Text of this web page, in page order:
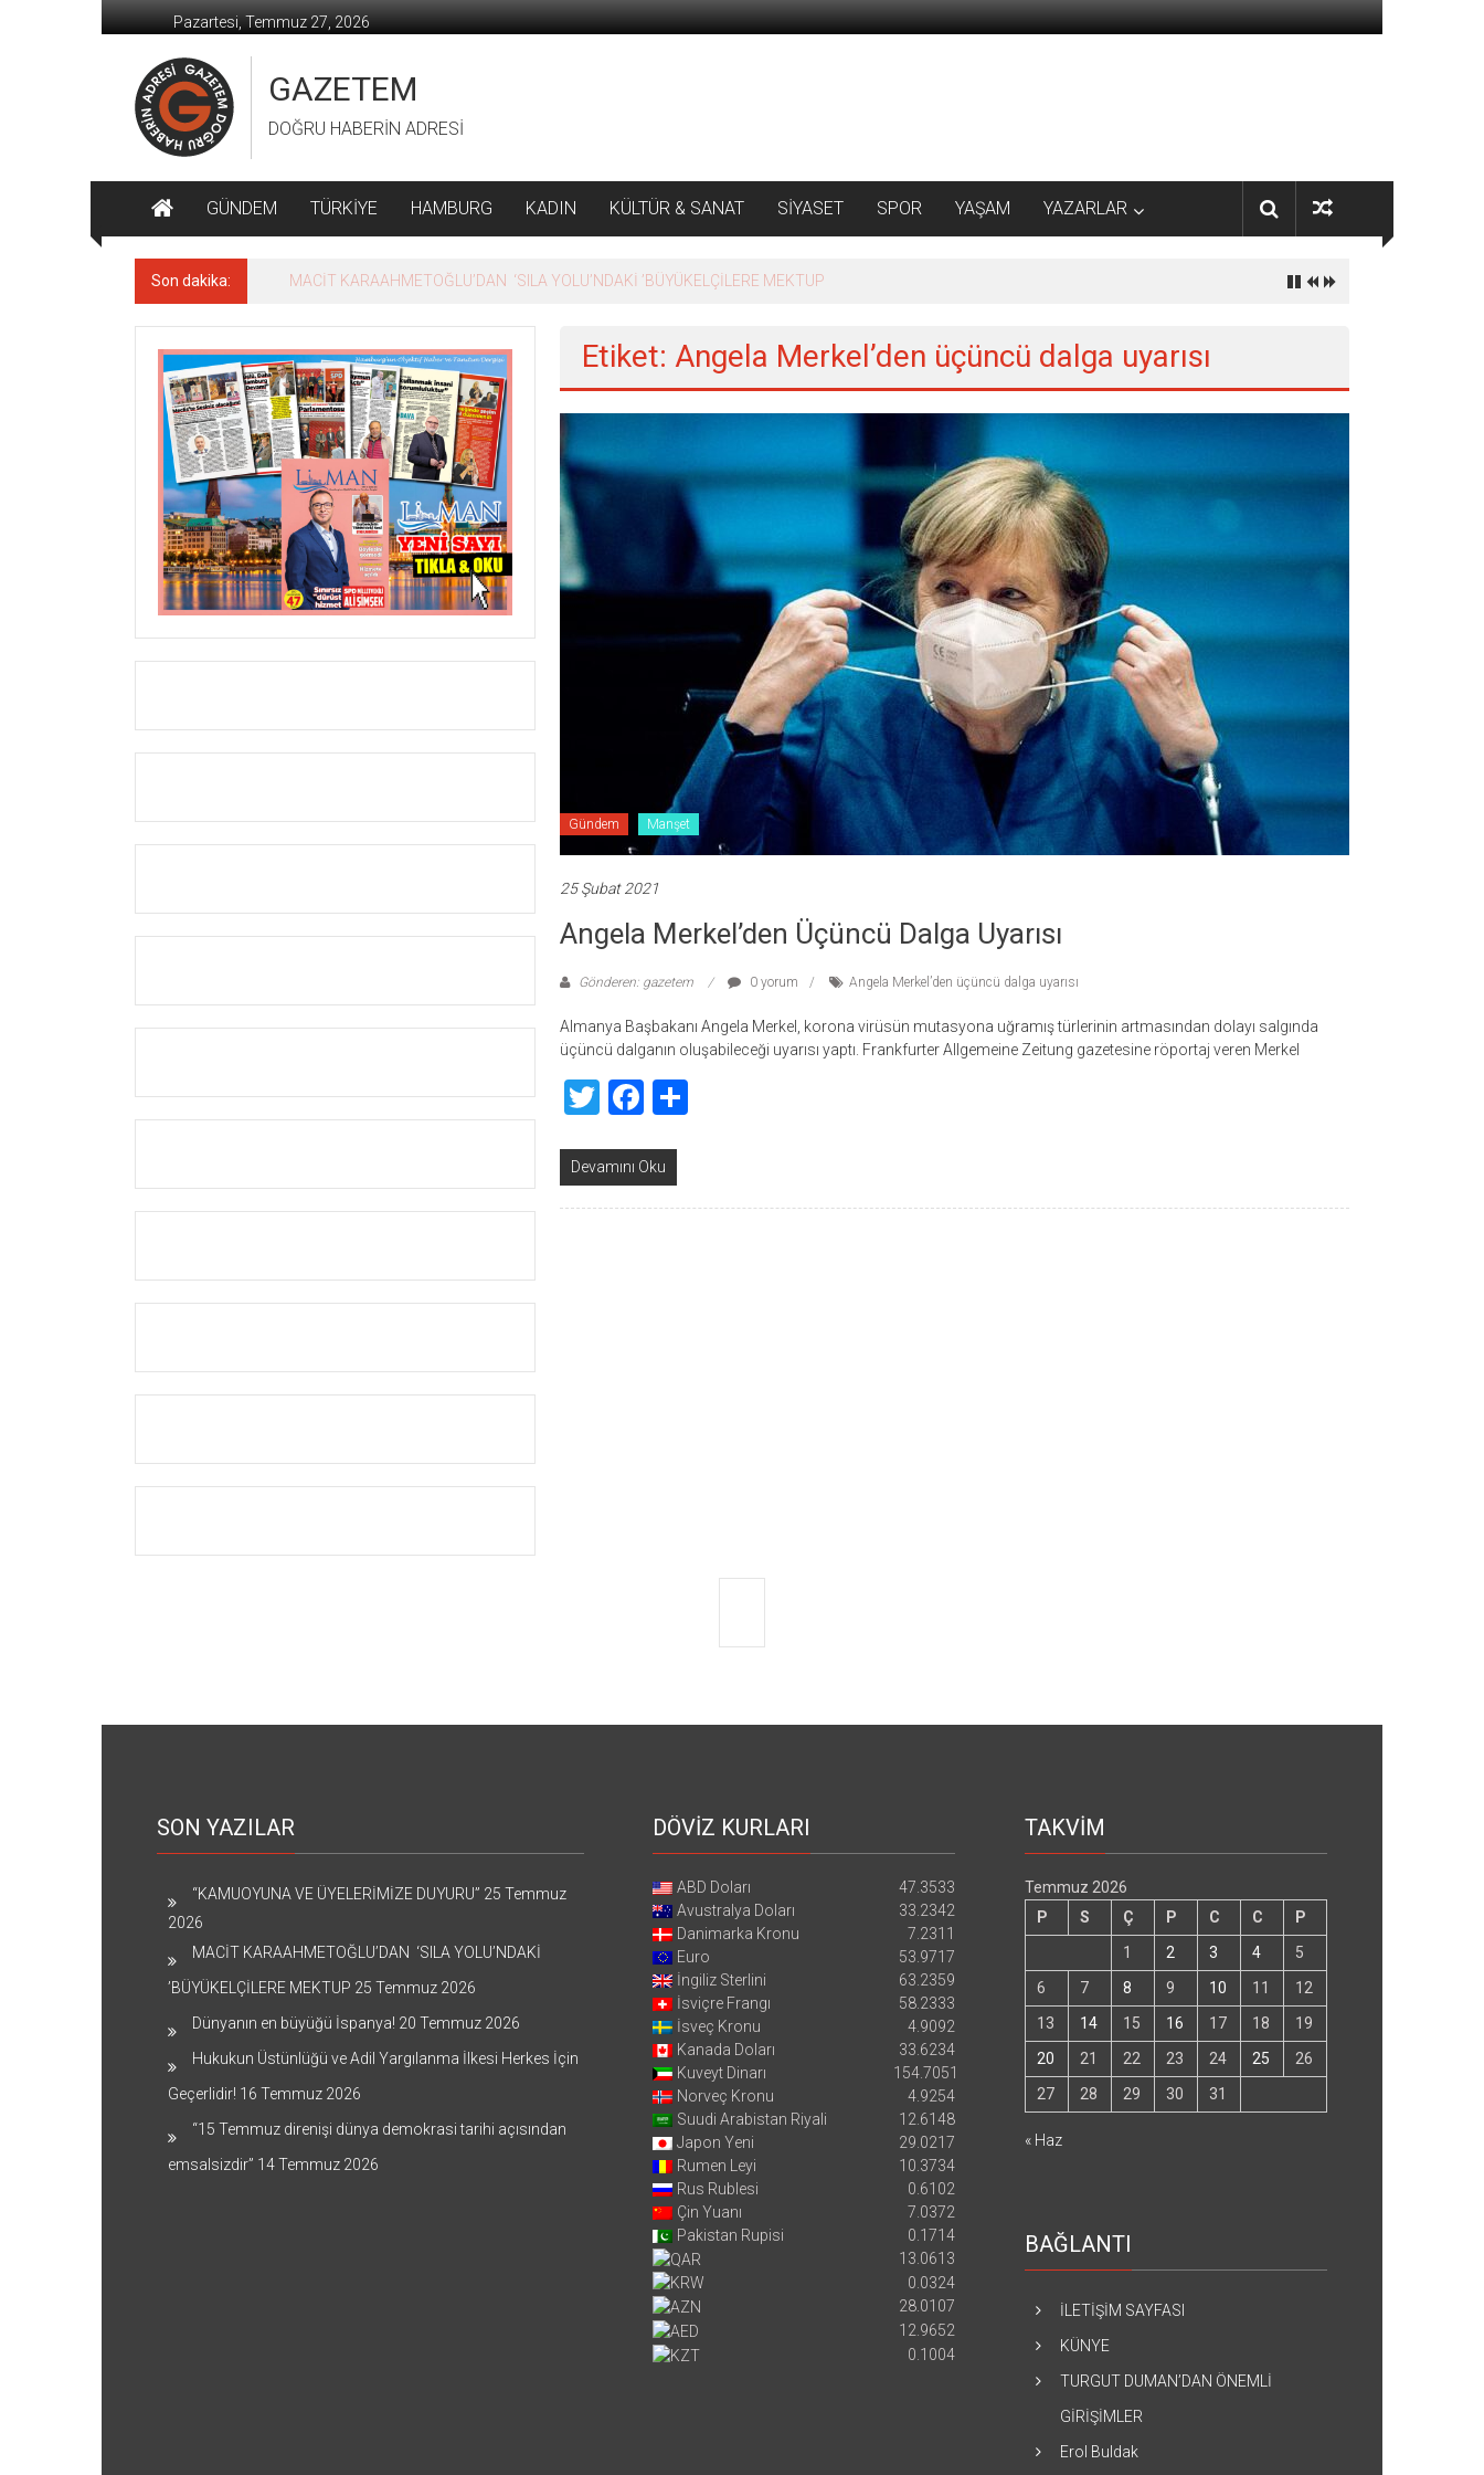
geç
Pazartesi, Temmuz 27, 2026
GAZETEM
DOĞRU HABERİN ADRESİ
GÜNDEM TÜRKİYE HAMBURG KADIN KÜLTÜR & SANAT SİYASET SPOR YAŞAM YAZARLAR
Son dakika: MACİT KARAAHMETOĞLU’DAN ‘SILA YOLU’NDAKİ ’BÜYÜKELÇİLERE MEKTUP
Etiket: Angela Merkel’den üçüncü dalga uyarısı
Gündem Manşet
25 Şubat 2021
Angela Merkel’den Üçüncü Dalga Uyarısı
Gönderen: gazetem 0 yorum Angela Merkel’den üçüncü dalga uyarısı
Almanya Başbakanı Angela Merkel, korona virüsün mutasyona uğramış türlerinin artmasından dolayı salgında
üçüncü dalganın oluşabileceği uyarısı yaptı. Frankfurter Allgemeine Zeitung gazetesine röportaj veren Merkel
TwitterFacebook
Devamını Oku
SON YAZILAR
“KAMUOYUNA VE ÜYELERİMİZE DUYURU” 25 Temmuz
2026
MACİT KARAAHMETOĞLU’DAN ‘SILA YOLU’NDAKİ
’BÜYÜKELÇİLERE MEKTUP 25 Temmuz 2026
Dünyanın en büyüğü İspanya! 20 Temmuz 2026
Hukukun Üstünlüğü ve Adil Yargılanma İlkesi Herkes İçin
Geçerlidir! 16 Temmuz 2026
“15 Temmuz direnişi dünya demokrasi tarihi açısından
emsalsizdir” 14 Temmuz 2026
DÖVİZ KURLARI
ABD Doları
47.3533
Avustralya Doları
33.2342
Danimarka Kronu
7.2311
Euro
53.9717
İngiliz Sterlini
63.2359
İsviçre Frangı
58.2333
İsveç Kronu
4.9092
Kanada Doları
33.6234
Kuveyt Dinarı
154.7051
Norveç Kronu
4.9254
Suudi Arabistan Riyali
12.6148
Japon Yeni
29.0217
Rumen Leyi
10.3734
Rus Rublesi
0.6102
Çin Yuanı
7.0372
Pakistan Rupisi
0.1714
13.0613
0.0324
28.0107
12.9652
0.1004
TAKVİM
Temmuz 2026
P
S Ç P C C
P
1
2 3 4
5
6
7 8 9 10 11
12
13
14 15 16 17 18
19
20
21 22 23 24 25
26
27
28 29 30 31
« Haz
BAĞLANTI
İLETİŞİM SAYFASI
KÜNYE
TURGUT DUMAN’DAN ÖNEMLİ
GİRİŞİMLER
Erol Buldak